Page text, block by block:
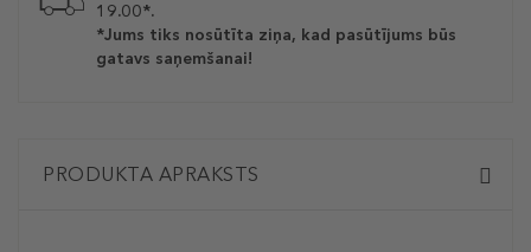
19.00*.
*Jums tiks nosūtīta ziņa, kad pasūtījums būs
gatavs saņemšanai!
PRODUKTA APRAKSTS